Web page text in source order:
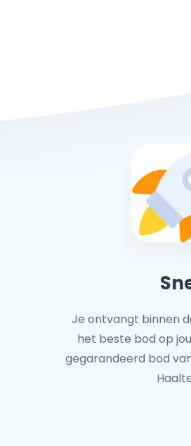
Je ontvangt binnen
het beste bod op
gegarandeerd bod